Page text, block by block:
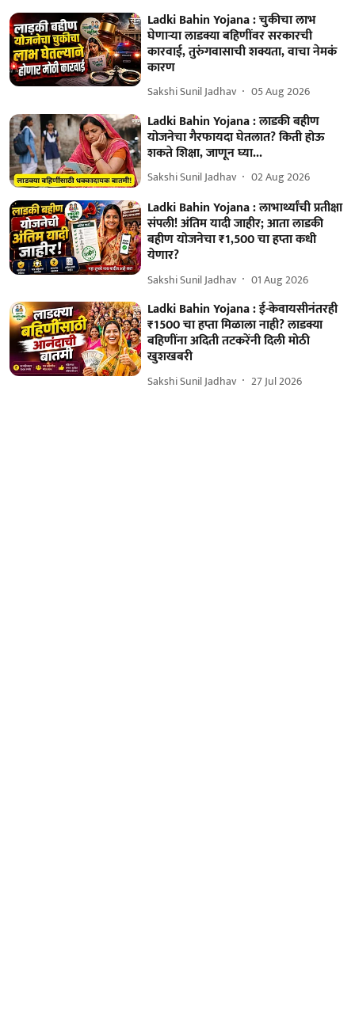
Ladki Bahin Yojana : चुकीचा लाभ
घेणार्‍या लाडक्या बहि‍णींवर सरकारची
कारवाई, तुरुंगवासाची शक्यता, वाचा नेमकं
कारण
Sakshi Sunil Jadhav 05 Aug 2026
Ladki Bahin Yojana : लाडकी बहीण
योजनेचा गैरफायदा घेतलात? किती होऊ
शकते शिक्षा, जाणून घ्या...
Sakshi Sunil Jadhav 02 Aug 2026
Ladki Bahin Yojana : लाभार्थ्यांची प्रतीक्षा
संपली! अंतिम यादी जाहीर; आता लाडकी
बहीण योजनेचा ₹1,500 चा हप्ता कधी
येणार?
Sakshi Sunil Jadhav 01 Aug 2026
Ladki Bahin Yojana : ई-केवायसीनंतरही
₹1500 चा हप्ता मिळाला नाही? लाडक्या
बहिणींना अदिती तटकरेंनी दिली मोठी
खुशखबरी
Sakshi Sunil Jadhav 27 Jul 2026